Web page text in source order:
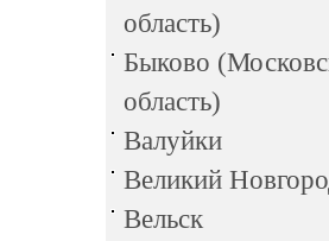
область)
Быково
область)
Валуйки
Великий
Вельск